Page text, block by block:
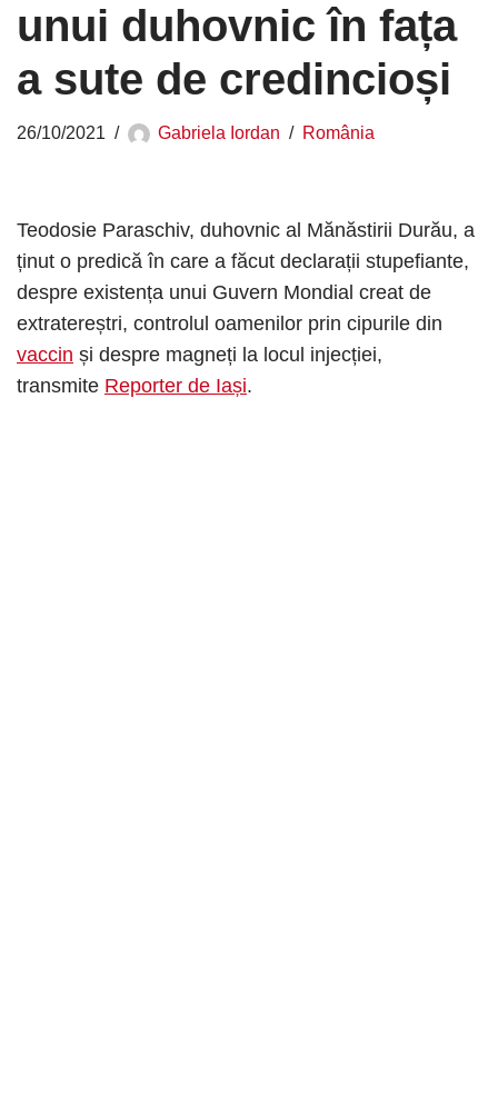
unui duhovnic în fața
a sute de credincioși
26/10/2021 Gabriela Iordan România
Teodosie Paraschiv, duhovnic al Mănăstirii Durău, a
ținut o predică în care a făcut declarații stupefiante,
despre existența unui Guvern Mondial creat de
extratereștri, controlul oamenilor prin cipurile din
vaccin și despre magneți la locul injecției,
transmite Reporter de Iași.